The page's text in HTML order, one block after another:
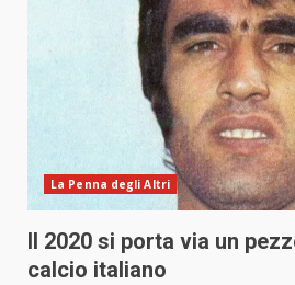
La Penna degli Altri
Il 2020 si porta via un
calcio italiano